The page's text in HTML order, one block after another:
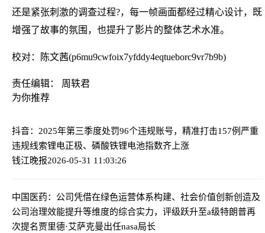
还是紧张刺激的调查过程?，每一帧画面都经过精心设计，既
增强了故事的氛围，也提升了影片的整体艺术水准。
校对：陈文茜(p6mu9cwfoix7yfddy4eqtueborc9vr7b9b)
责任编辑： 周轶君
为你推荐
抖音：2025年第三季度处罚96个违规账号，精准打击157例严重
违规线索锂电正极、磷酸铁锂电池指数齐上涨
钱江晚报2026-05-31 11:03:26
中国医药：公司凭借在绿色运营体系构建、社会价值创新创造及
公司治理效能提升等维度的综合实力，评级跃升至a级特朗普再
次提名贾里德·艾萨克曼出任nasa局长